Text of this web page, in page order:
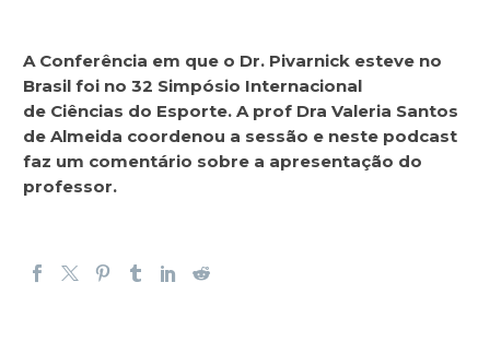
A Conferência em que o Dr. Pivarnick esteve no
Brasil foi no 32 Simpósio Internacional
de Ciências do Esporte. A prof Dra Valeria Santos
de Almeida coordenou a sessão e neste podcast
faz um comentário sobre a apresentação do
professor.